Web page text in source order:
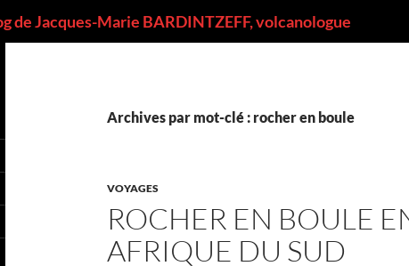
de Jacques-Marie BARDINTZEFF, volcanologue
Archives par mot-clé : rocher en boule
VOYAGES
ROCHER EN BOULE
AFRIQUE DU SUD